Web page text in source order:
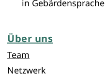
in Gebärdensprache
Über uns
Team
Netzwerk